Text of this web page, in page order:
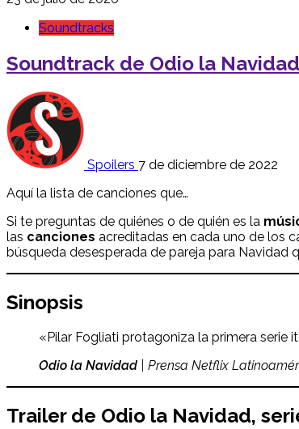
Soundtracks
Soundtrack de Odio la
Spoilers 7 de diciembre de 2022
Aquí la lista de canciones que…
Si te preguntas de quiénes o de quién es la
las canciones acreditadas en cada uno de los
búsqueda desesperada de pareja para Navidad
Sinopsis
«Pilar Fogliati protagoniza la primera serie
Odio la Navidad | Prensa Netflix
Trailer de Odio la Navidad,